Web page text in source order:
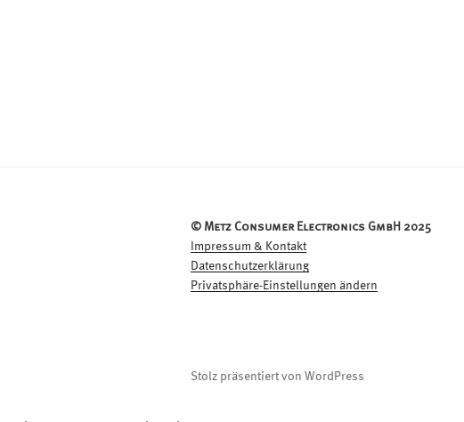
© Metz Consumer Electronics GmbH 2025
Impressum & Kontakt
Datenschutzerklärung
Privatsphäre-Einstellungen ändern
Stolz präsentiert von WordPress